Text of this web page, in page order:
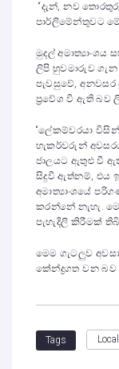
“දැන්, නව
පාර්ලිමේන්තුවට
මුදල්
ලිපි හුවමාරුව ගැන
පැවසුවේ, අනවසර
ප්‍රවේශ වී ඇති බව
“ලේකම්වරයා
හැකර්වරුන්
ජාලයට ඇතුළු වී
සිදුවී ඇත්නම්, එය
අමාත්‍යාංශයේ
කරන්නේ නැහැ.
පැහැදිලි කිරීමක්
මෙම ගැටලුව
කේන්ද්‍රගත වන
Tags